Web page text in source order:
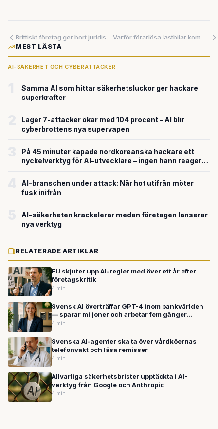
Brittiskt företag ger bort juridisk AI gratis – kan störa hela branschen
Varför förarlösa lastbilar kommer före robotaxin – trots alla löften
MEST LÄSTA
AI-SÄKERHET OCH CYBERATTACKER
Samma AI som hittar säkerhetsluckor ger hackare
superkrafter
Lager 7-attacker ökar med 104 procent – AI blir
cyberbrottens nya supervapen
På 45 minuter kapade nordkoreanska hackare ett
nyckelverktyg för AI-utvecklare – ingen hann reagera i
AI-branschen under attack: När hot utifrån möter
fusk inifrån
AI-säkerheten krackelerar medan företagen lanserar
nya verktyg
RELATERADE ARTIKLAR
EU skjuter upp AI-regler med över ett år efter
företagskritik
4 min
Svensk AI överträffar GPT-4 inom bankvärlden
— sparar miljoner och arbetar fem gånger
snabbare
4 min
Svenska AI-agenter ska ta över vårdköernas
telefonvakt och läsa remisser
4 min
Allvarliga säkerhetsbrister upptäckta i AI-
verktyg från Google och Anthropic
4 min